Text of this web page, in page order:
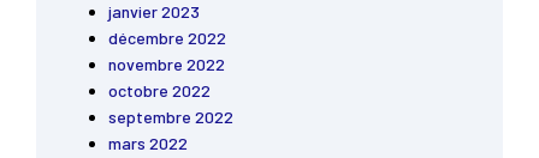
janvier 2023
décembre 2022
novembre 2022
octobre 2022
septembre 2022
mars 2022